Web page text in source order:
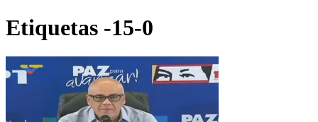
Etiquetas -15-0